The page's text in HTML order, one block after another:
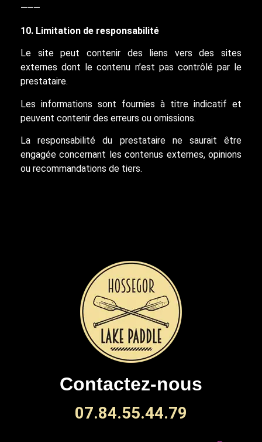
⸻
10. Limitation de responsabilité
Le site peut contenir des liens vers des sites
externes dont le contenu n’est pas contrôlé par le
prestataire.
Les informations sont fournies à titre indicatif et
peuvent contenir des erreurs ou omissions.
La responsabilité du prestataire ne saurait être
engagée concernant les contenus externes, opinions
ou recommandations de tiers.
Contactez-nous
07.84.55.44.79